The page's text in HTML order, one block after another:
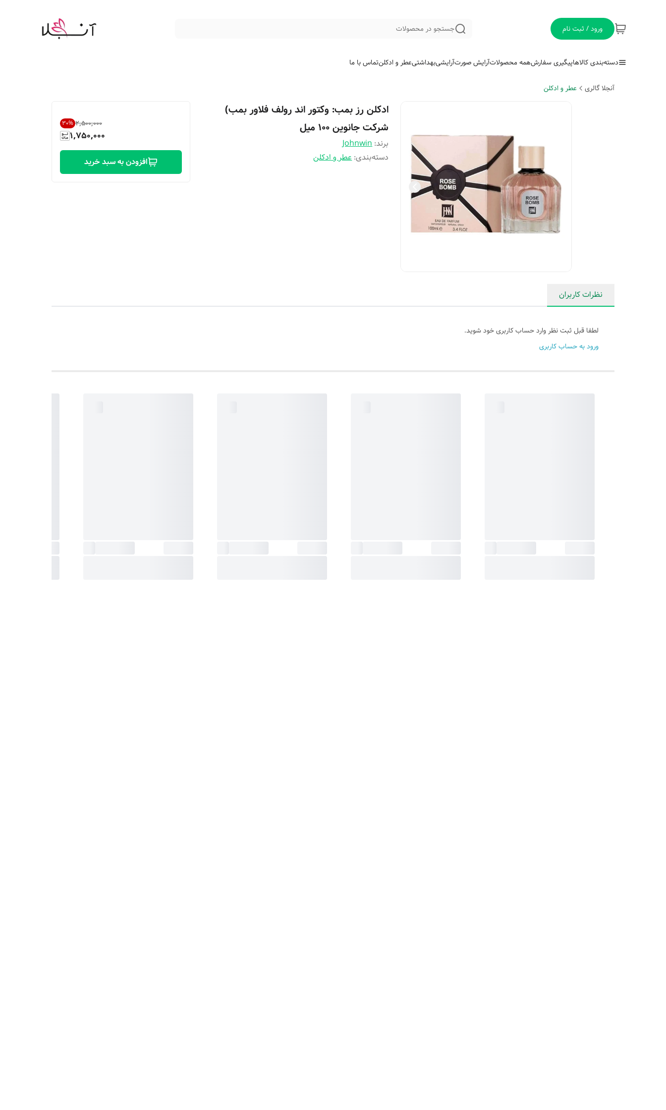
ورود / ثبت نام جستجو در محصولات
دسته‌بندی کالاهاپیگیری سفارشهمه محصولاتآرایش صورتآرایشیبهداشتیعطر و ادکلنتماس با ما
آنجلا گالری عطر و ادکلن
ادکلن رز بمب: وکتور اند رولف فلاور بمب)
شرکت جانوین ۱۰۰ میل
برند:Johnwin
دسته‌بندی:عطر و ادکلن
۲٬۵۰۰٬۰۰۰ 30%
1,750,000
افزودن به سبد خرید
نظرات کاربران
لطفا قبل ثبت نظر وارد حساب کاربری خود شوید.
ورود به حساب کاربری